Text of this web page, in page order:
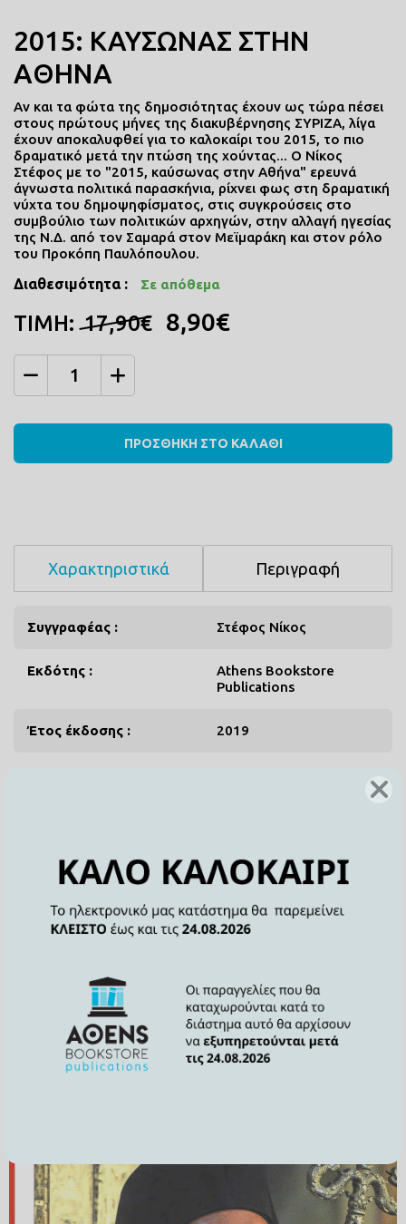
2015: ΚΑΥΣΩΝΑΣ ΣΤΗΝ
ΑΘΗΝΑ
Αν και τα φώτα της δημοσιότητας έχουν ως τώρα πέσει
στους πρώτους μήνες της διακυβέρνησης ΣΥΡΙΖΑ, λίγα
έχουν αποκαλυφθεί για το καλοκαίρι του 2015, το πιο
δραματικό μετά την πτώση της χούντας... Ο Νίκος
Στέφος με το "2015, καύσωνας στην Αθήνα" ερευνά
άγνωστα πολιτικά παρασκήνια, ρίχνει φως στη δραματική
νύχτα του δημοψηφίσματος, στις συγκρούσεις στο
συμβούλιο των πολιτικών αρχηγών, στην αλλαγή ηγεσίας
της Ν.Δ. από τον Σαμαρά στον Μεϊμαράκη και στον ρόλο
του Προκόπη Παυλόπουλου.
Διαθεσιμότητα : Σε απόθεμα
ΤΙΜΗ: 17,90€ 8,90€
ΠΡΟΣΘΗΚΗ ΣΤΟ ΚΑΛΑΘΙ
Χαρακτηριστικά Περιγραφή
Συγγραφέας : Στέφος Νίκος
Εκδότης :
Athens Bookstore
Publications
Έτος έκδοσης : 2019
Σχήμα : 21x14
Επιμέλεια : Αποστολοπούλου Όλια
Σχετικά Προϊόντα